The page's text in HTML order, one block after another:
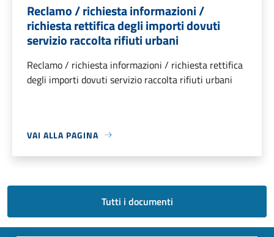
Reclamo / richiesta informazioni /
richiesta rettifica degli importi dovuti
servizio raccolta rifiuti urbani
Reclamo / richiesta informazioni / richiesta rettifica
degli importi dovuti servizio raccolta rifiuti urbani
VAI ALLA PAGINA
Tutti i documenti